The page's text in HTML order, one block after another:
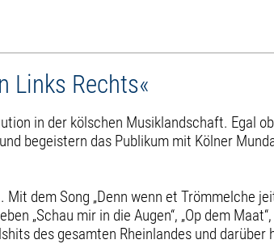
Links Rechts«
in der kölschen Musiklandschaft. Egal
begeistern das Publikum mit Kölner
Mit dem Song „Denn wenn et Trömmelche
„Schau mir in die Augen“, „Op dem
des gesamten Rheinlandes und